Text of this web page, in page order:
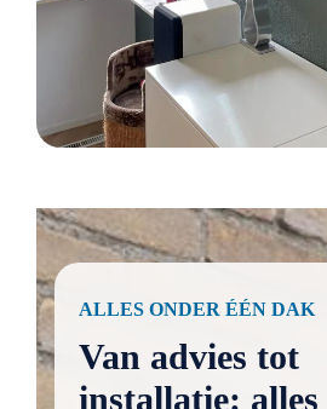
ALLES ONDER ÉÉN DAK
Van advies tot
installatie: